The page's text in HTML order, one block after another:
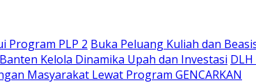
Program PLP 2 Buka Peluang Kuliah dan
Kelola Dinamika Upah dan Investasi
Masyarakat Lewat Program GENCARKAN